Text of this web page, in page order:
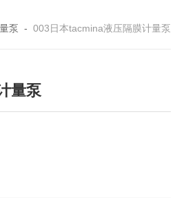
泵 - 003日本tacmina液压隔膜计量泵
量泵